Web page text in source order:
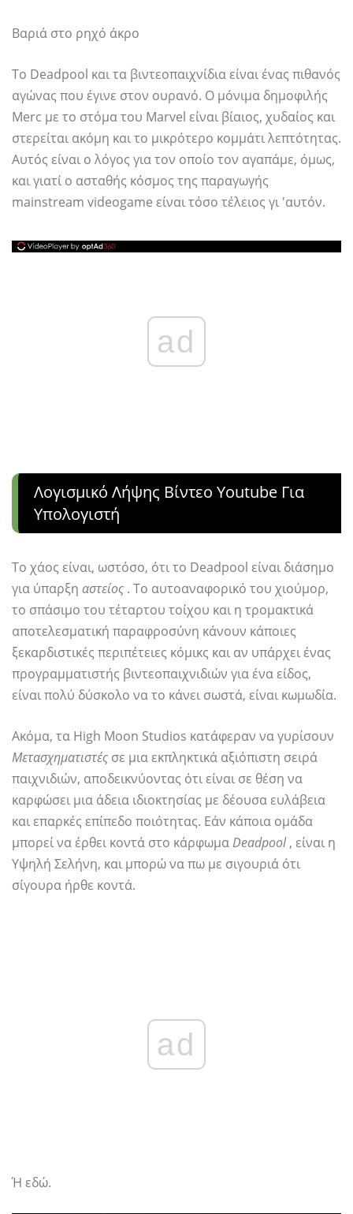
Βαριά στο ρηχό άκρο
Το Deadpool και τα βιντεοπαιχνίδια είναι ένας πιθανός
αγώνας που έγινε στον ουρανό. Ο μόνιμα δημοφιλής
Merc με το στόμα του Marvel είναι βίαιος, χυδαίος και
στερείται ακόμη και το μικρότερο κομμάτι λεπτότητας.
Αυτός είναι ο λόγος για τον οποίο τον αγαπάμε, όμως,
και γιατί ο ασταθής κόσμος της παραγωγής
mainstream videogame είναι τόσο τέλειος γι 'αυτόν.
ad
Λογισμικό Λήψης Βίντεο Youtube Για
Υπολογιστή
Το χάος είναι, ωστόσο, ότι το Deadpool είναι διάσημο
για ύπαρξη αστείος . Το αυτοαναφορικό του χιούμορ,
το σπάσιμο του τέταρτου τοίχου και η τρομακτικά
αποτελεσματική παραφροσύνη κάνουν κάποιες
ξεκαρδιστικές περιπέτειες κόμικς και αν υπάρχει ένας
προγραμματιστής βιντεοπαιχνιδιών για ένα είδος,
είναι πολύ δύσκολο να το κάνει σωστά, είναι κωμωδία.
Ακόμα, τα High Moon Studios κατάφεραν να γυρίσουν
Μετασχηματιστές σε μια εκπληκτικά αξιόπιστη σειρά
παιχνιδιών, αποδεικνύοντας ότι είναι σε θέση να
καρφώσει μια άδεια ιδιοκτησίας με δέουσα ευλάβεια
και επαρκές επίπεδο ποιότητας. Εάν κάποια ομάδα
μπορεί να έρθει κοντά στο κάρφωμαDeadpool, είναι η
Υψηλή Σελήνη, και μπορώ να πω με σιγουριά ότι
σίγουρα ήρθε κοντά.
ad
Ή εδώ.